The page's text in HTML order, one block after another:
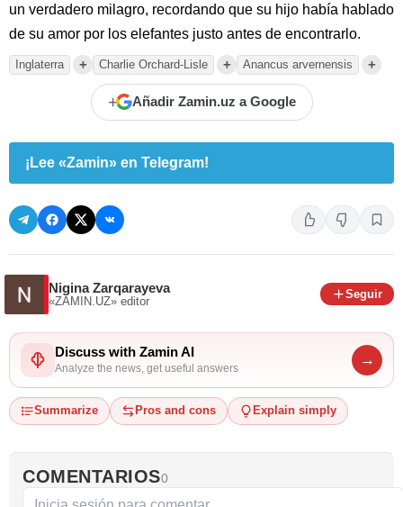
un verdadero milagro, recordando que su hijo había hablado
de su amor por los elefantes justo antes de encontrarlo.
Inglaterra + Charlie Orchard-Lisle + Anancus arvernensis +
+ Añadir Zamin.uz a Google
¡Lee «Zamin» en Telegram!
Nigina Zarqarayeva
«ZAMIN.UZ» editor
Seguir
Discuss with Zamin AI
Analyze the news, get useful answers
→
Summarize Pros and cons Explain simply
COMENTARIOS0